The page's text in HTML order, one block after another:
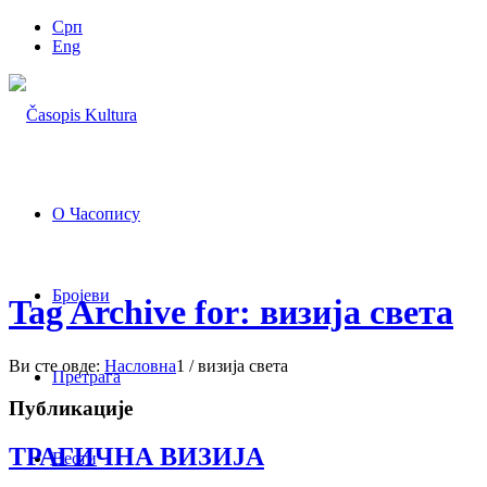
Срп
Eng
О Часопису
Бројеви
Претрага
Вести
Tag Archive for: визија света
Ви сте овде: Насловна1 / визија света
Публикације
ТРАГИЧНА ВИЗИЈА